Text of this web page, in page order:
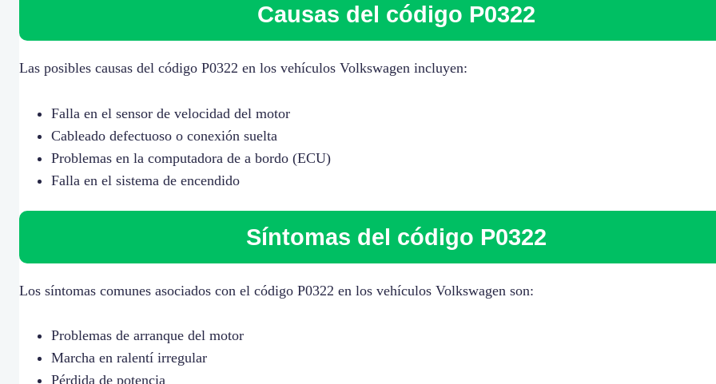
Causas del código P0322
Las posibles causas del código P0322 en los vehículos Volkswagen incluyen:
Falla en el sensor de velocidad del motor
Cableado defectuoso o conexión suelta
Problemas en la computadora de a bordo (ECU)
Falla en el sistema de encendido
Síntomas del código P0322
Los síntomas comunes asociados con el código P0322 en los vehículos Volkswagen son:
Problemas de arranque del motor
Marcha en ralentí irregular
Pérdida de potencia